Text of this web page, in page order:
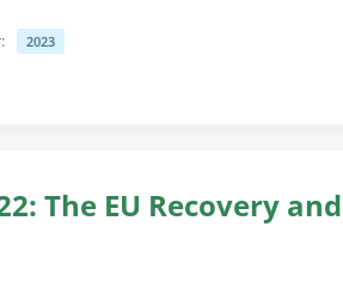
2023
(teksten er allerede tilgængelig til
The EU Recovery